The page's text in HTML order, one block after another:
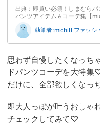
出典：即買い必須！しまむら
パンツアイテム＆コーデ集【
執筆者:michill ファッシ
思わず自慢したくなっち
ドパンツコーデを大特
だけに、全部欲しくなっ
即大人っぽが叶うおしゃ
チェックしてみて♡